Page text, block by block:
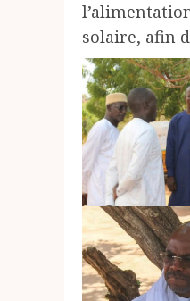
solaire, afin